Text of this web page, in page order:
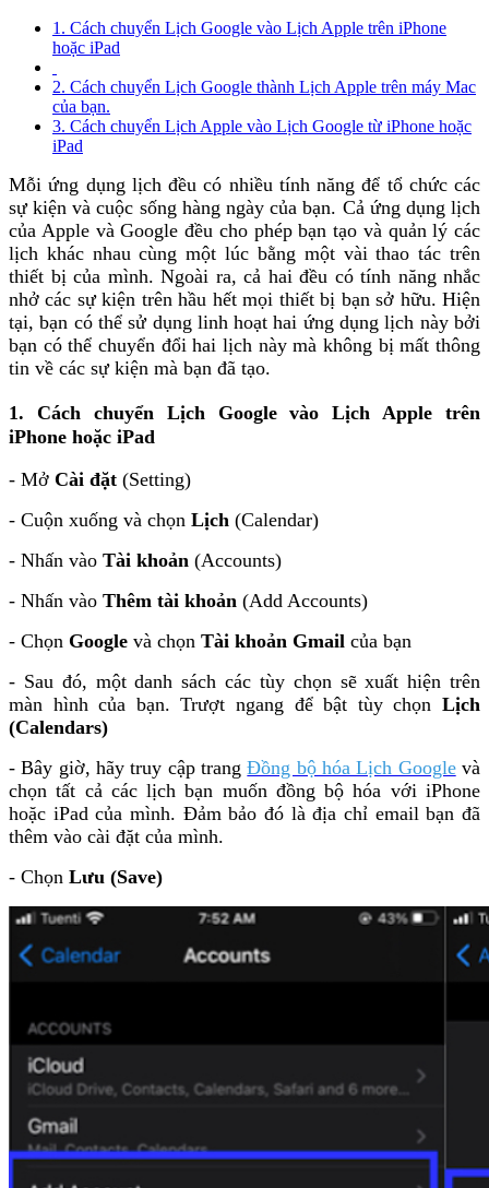
1. Cách chuyển Lịch Google vào Lịch Apple trên iPhone
hoặc iPad
2. Cách chuyển Lịch Google thành Lịch Apple trên máy Mac
của bạn.
3. Cách chuyển Lịch Apple vào Lịch Google từ iPhone hoặc
iPad
Mỗi ứng dụng lịch đều có nhiều tính năng để tổ chức các
sự kiện và cuộc sống hàng ngày của bạn. Cả ứng dụng lịch
của Apple và Google đều cho phép bạn tạo và quản lý các
lịch khác nhau cùng một lúc bằng một vài thao tác trên
thiết bị của mình. Ngoài ra, cả hai đều có tính năng nhắc
nhở các sự kiện trên hầu hết mọi thiết bị bạn sở hữu. Hiện
tại, bạn có thể sử dụng linh hoạt hai ứng dụng lịch này bởi
bạn có thể chuyển đổi hai lịch này mà không bị mất thông
tin về các sự kiện mà bạn đã tạo.
1. Cách chuyển Lịch Google vào Lịch Apple trên
iPhone hoặc iPad
- Mở Cài đặt (Setting)
- Cuộn xuống và chọn Lịch (Calendar)
- Nhấn vào Tài khoản (Accounts)
- Nhấn vào Thêm tài khoản (Add Accounts)
- Chọn Google và chọn Tài khoản Gmail của bạn
- Sau đó, một danh sách các tùy chọn sẽ xuất hiện trên
màn hình của bạn. Trượt ngang để bật tùy chọn Lịch
(Calendars)
- Bây giờ, hãy truy cập trangĐồng bộ hóa Lịch Googlevà
chọn tất cả các lịch bạn muốn đồng bộ hóa với iPhone
hoặc iPad của mình. Đảm bảo đó là địa chỉ email bạn đã
thêm vào cài đặt của mình.
- Chọn Lưu (Save)